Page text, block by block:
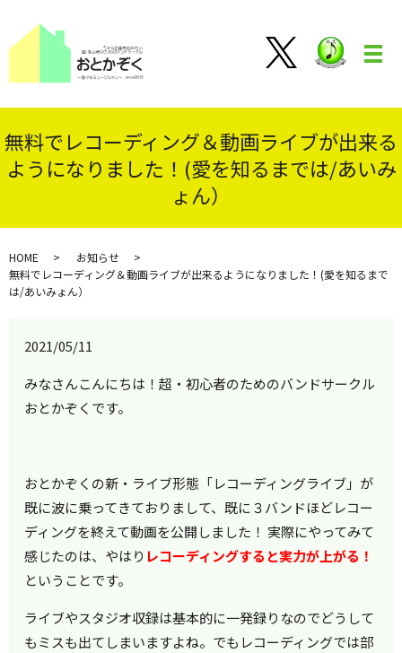
メ
無料でレコーディング＆動画ライブが出来る
ようになりました！(愛を知るまでは/あいみ
ょん）
HOME
お知らせ
無料でレコーディング＆動画ライブが出来るようになりました！(愛を知るまで
は/あいみょん）
2021/05/11
みなさんこんにちは！超・初心者のためのバンドサークル
おとかぞくです。
おとかぞくの新・ライブ形態「レコーディングライブ」が
既に波に乗ってきておりまして、既に３バンドほどレコー
ディングを終えて動画を公開しました！ 実際にやってみて
感じたのは、やはり レコーディングすると実力が上がる！
ということです。
ライブやスタジオ収録は基本的に一発録りなのでどうして
もミスも出てしまいますよね。でもレコーディングでは部